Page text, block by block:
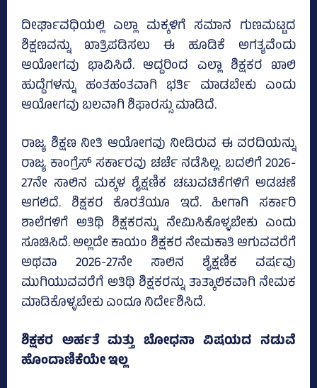
ದೀರ್ಘಾವಧಿಯಲ್ಲಿ ಎಲ್ಲಾ ಮಕ್ಕಳಿಗೆ ಸಮಾನ ಗುಣಮಟ್ಟದ
ಶಿಕ್ಷಣವನ್ನು ಖಾತ್ರಿಪಡಿಸಲು ಈ ಹೂಡಿಕೆ ಅಗತ್ಯವೆಂದು
ಆಯೋಗವು ಭಾವಿಸಿದೆ. ಆದ್ದರಿಂದ ಎಲ್ಲಾ ಶಿಕ್ಷಕರ ಖಾಲಿ
ಹುದ್ದೆಗಳನ್ನು ಹಂತಹಂತವಾಗಿ ಭರ್ತಿ ಮಾಡಬೇಕು ಎಂದು
ಆಯೋಗವು ಬಲವಾಗಿ ಶಿಫಾರಸ್ಸು ಮಾಡಿದೆ.
ರಾಜ್ಯ ಶಿಕ್ಷಣ ನೀತಿ ಆಯೋಗವು ನೀಡಿರುವ ಈ ವರದಿಯನ್ನು
ರಾಜ್ಯ ಕಾಂಗ್ರೆಸ್‌ ಸರ್ಕಾರವು ಚರ್ಚೆ ನಡೆಸಿಲ್ಲ. ಬದಲಿಗೆ 2026-
27ನೇ ಸಾಲಿನ ಮಕ್ಕಳ ಶೈಕ್ಷಣಿಕ ಚಟುವಟಿಕೆಗಳಿಗೆ ಅಡಚಣೆ
ಆಗಲಿದೆ. ಶಿಕ್ಷಕರ ಕೊರತೆಯೂ ಇದೆ. ಹೀಗಾಗಿ ಸರ್ಕಾರಿ
ಶಾಲೆಗಳಿಗೆ ಅತಿಥಿ ಶಿಕ್ಷಕರನ್ನು ನೇಮಿಸಿಕೊಳ್ಳಬೇಕು ಎಂದು
ಸೂಚಿಸಿದೆ. ಅಲ್ಲದೇ ಕಾಯಂ ಶಿಕ್ಷಕರ ನೇಮಕಾತಿ ಆಗುವವರೆಗೆ
ಅಥವಾ 2026-27ನೇ ಸಾಲಿನ ಶೈಕ್ಷಣಿಕ ವರ್ಷವು
ಮುಗಿಯುವವರೆಗೆ ಅತಿಥಿ ಶಿಕ್ಷಕರನ್ನು ತಾತ್ಕಾಲಿಕವಾಗಿ ನೇಮಕ
ಮಾಡಿಕೊಳ್ಳಬೇಕು ಎಂದೂ ನಿರ್ದೇಶಿಸಿದೆ.
ಶಿಕ್ಷಕರ ಅರ್ಹತೆ ಮತ್ತು ಬೋಧನಾ ವಿಷಯದ ನಡುವೆ
ಹೊಂದಾಣಿಕೆಯೇ ಇಲ್ಲ